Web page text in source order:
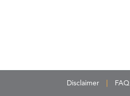
Disclaimer FAQ